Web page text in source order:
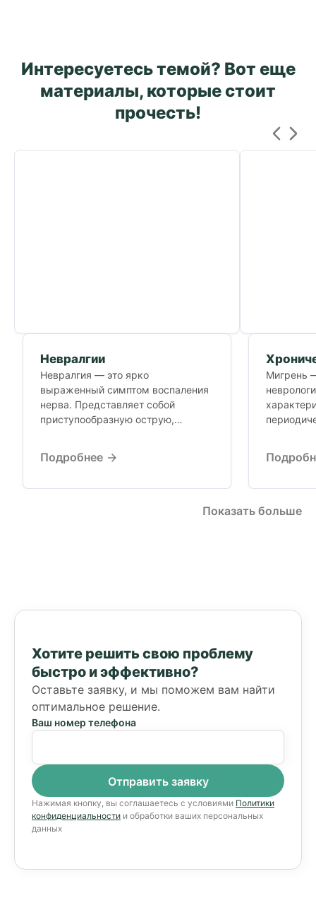
Интересуетесь темой? Вот еще
материалы, которые стоит
прочесть!
Невралгии
Невралгия — это ярко
выраженный симптом воспаления
нерва. Представляет собой
приступообразную острую,
Подробнее
Мигрень
чаще
Показать больше
Хотите решить свою проблему
быстро и эффективно?
Оставьте заявку, и мы поможем вам найти
оптимальное решение.
Ваш номер телефона
Нажимая кнопку, вы соглашаетесь с условиями Политики
конфиденциальности и обработки ваших персональных
данных